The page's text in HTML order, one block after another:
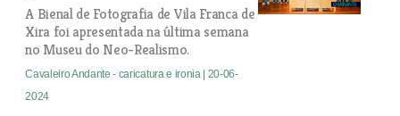
A Bienal de Fotografia de Vila Franca de
Xira foi apresentada na última semana
no Museu do Neo-Realismo.
Cavaleiro Andante - caricatura e ironia | 20-06-
2024